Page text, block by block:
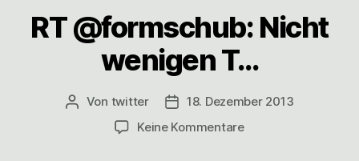
RT @formschub: Nicht
wenigen T…
Beitragsautor
Von twitter Veröffentlichungsdatum
18. Dezember 2013
Keine Kommentarezu